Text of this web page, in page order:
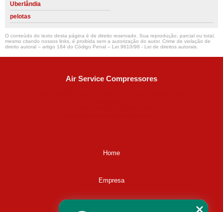
Uberlândia
pelotas
O conteúdo do texto desta página é de direito reservado. Sua reprodução, parcial ou total,
mesmo citando nossos links, é proibida sem a autorização do autor. Crime de violação de
direito autoral – artigo 184 do Código Penal – Lei 9610/98 - Lei de direitos autorais.
Air Service Compressores
Home
Empresa